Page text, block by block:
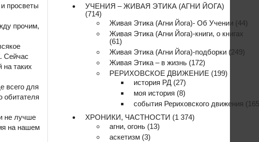
просветы
прочим,
Сейчас
на таких
всего для
обитателя
не лучше
на нашем
УЧЕНИЯ – ЖИВАЯ ЭТИКА (АГНИ ЙОГА)
(714)
Живая Этика (Агни Йога)- Об Учении (44)
Живая Этика (Агни Йога)-книги, о книгах
(61)
Живая Этика (Агни Йога)-подборки (249)
Живая Этика – в жизнь (172)
РЕРИХОВСКОЕ ДВИЖЕНИЕ (199)
история РД (27)
моя история (8)
события Рериховского движения
ХРОНИКИ, ЧАСТНОСТИ (1 374)
агни, огонь (13)
аскетизм (3)